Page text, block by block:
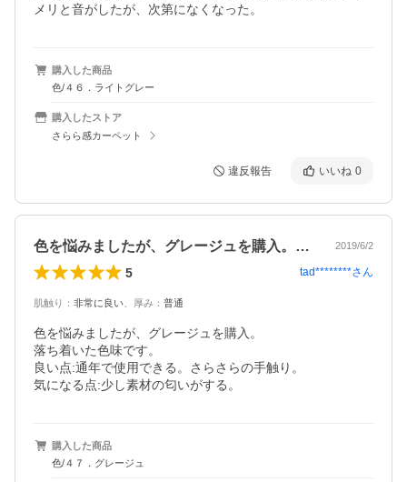
メリと音がしたが、次第になくなった。
購入した商品
色/４６．ライトグレー
購入したストア
さらら感カーペット
違反報告 いいね 0
色を悩みましたが、グレージュを購入。落… 2019/6/2
5 tad********さん
肌触り ： 非常に良い 厚み ： 普通
色を悩みましたが、グレージュを購入。
落ち着いた色味です。
良い点:通年で使用できる。さらさらの手触り。
気になる点:少し素材の匂いがする。
購入した商品
色/４７．グレージュ